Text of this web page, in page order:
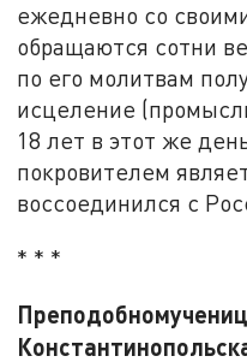
ежедневно со
обращаются сотни
по его молитвам
исцеление
18 лет в этот же
покровителем
воссоединился с
* * *